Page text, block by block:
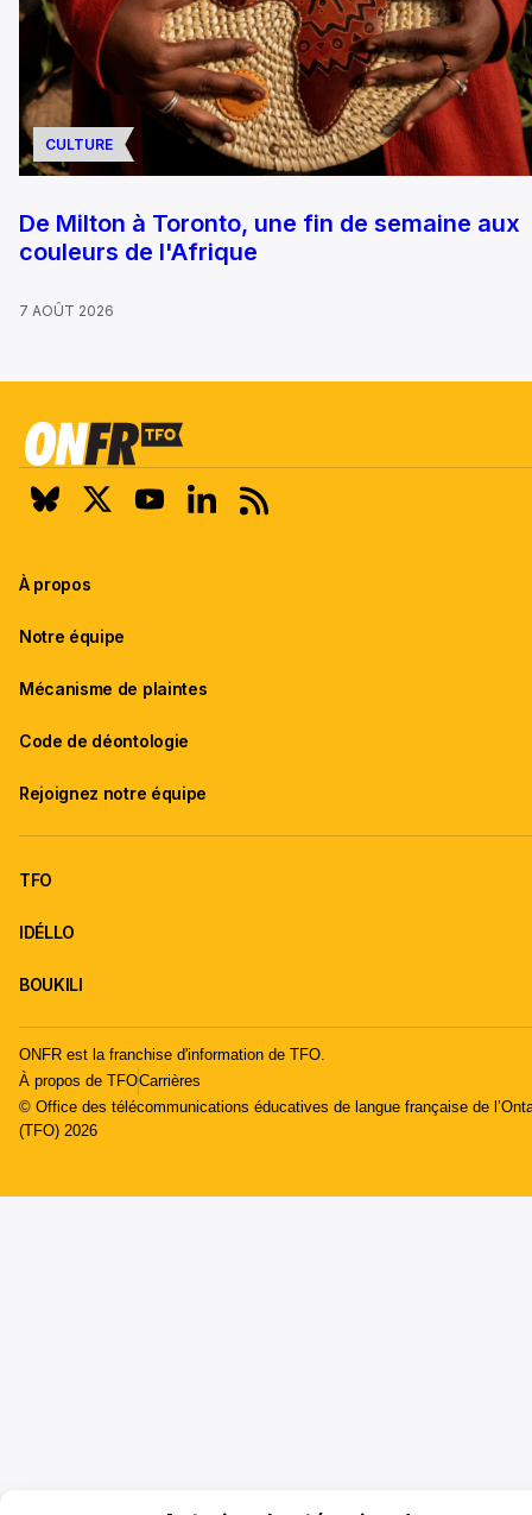
CULTURE
De Milton à Toronto, une fin de semaine aux
couleurs de l'Afrique
7 AOÛT 2026
À propos
Notre équipe
Mécanisme de plaintes
Code de déontologie
Rejoignez notre équipe
TFO
IDÉLLO
BOUKILI
ONFR est la franchise d'information de TFO.
À propos de TFOCarrières
© Office des télécommunications éducatives de langue française de
(TFO) 2026